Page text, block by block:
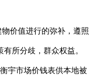
价值进行的弥补，遵照
所分歧，群众权益。
宇市场价钱表供本地被